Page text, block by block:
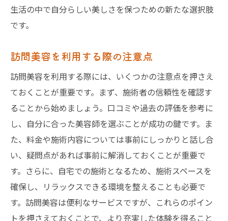
生活の中で自分らしい美しさを保つための新たな選択肢
です。
訪問美容を利用する際の注意点
訪問美容を利用する際には、いくつかの注意点を押さえ
ておくことが重要です。まず、施術者の信頼性を確認す
ることから始めましょう。口コミや過去の評価を参考に
し、自分に合った美容師を選ぶことが成功の鍵です。ま
た、料金や施術内容については事前にしっかりと話し合
い、疑問点があれば事前に解消しておくことが重要で
す。さらに、自宅での施術となるため、施術スペースを
確保し、リラックスできる環境を整えることも必要で
す。訪問美容は便利なサービスですが、これらのポイン
トを押さえておくことで、より充実した体験を得ること